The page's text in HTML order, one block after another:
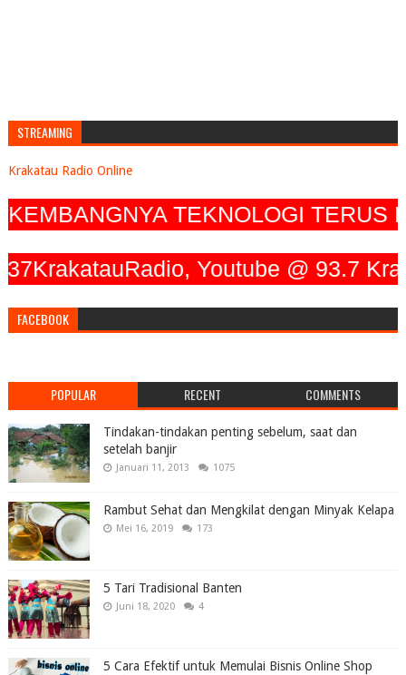
STREAMING
Krakatau Radio Online
TEKNOLOGI TERUS
Youtube @ 93.7
FACEBOOK
POPULAR RECENT COMMENTS
Tindakan-tindakan penting sebelum, saat dan
setelah banjir
Januari 11, 2013 1075
Rambut Sehat dan Mengkilat dengan Minyak Kelapa
Mei 16, 2019 173
5 Tari Tradisional Banten
Juni 18, 2020 4
5 Cara Efektif untuk Memulai Bisnis Online Shop